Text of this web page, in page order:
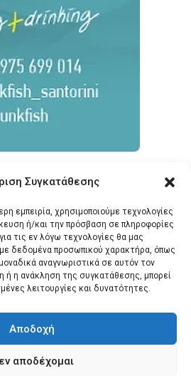
Συγκατάθεσης
εμπειρία, χρησιμοποιούμε τεχνολογίες
ή/και την πρόσβαση σε πληροφορίες
τις εν λόγω τεχνολογίες θα μας
δεδομένα προσωπικού χαρακτήρα, όπως
αναγνωριστικά σε αυτόν τον
ή η ανάκληση της συγκατάθεσης, μπορεί
λειτουργίες και δυνατότητες.
Αποδοχή
αποδέχομαι